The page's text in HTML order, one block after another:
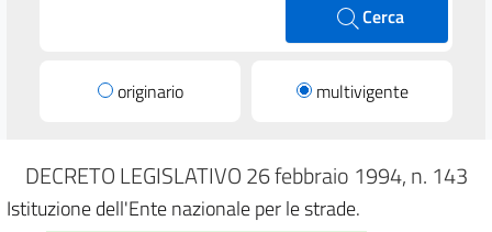
Cerca
originario multivigente
DECRETO LEGISLATIVO 26 febbraio 1994, n. 143
Istituzione dell'Ente nazionale per le strade.